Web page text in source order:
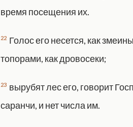
время посещения их.
22 Голос его несется, как
топорами, как дровосеки;
23 вырубят лес его, говорит
саранчи, и нет числа им.